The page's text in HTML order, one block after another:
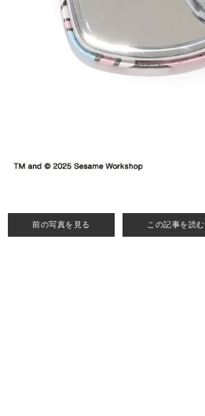
前の写真を見る この記事を読む